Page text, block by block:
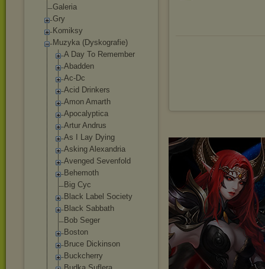
Galeria
Gry
Komiksy
Muzyka (Dyskografie)
A Day To Remember
Abadden
Ac-Dc
Acid Drinkers
Amon Amarth
Apocalyptica
Artur Andrus
As I Lay Dying
Asking Alexandria
Avenged Sevenfold
Behemoth
Big Cyc
Black Label Society
Black Sabbath
Bob Seger
Boston
Bruce Dickinson
Buckcherry